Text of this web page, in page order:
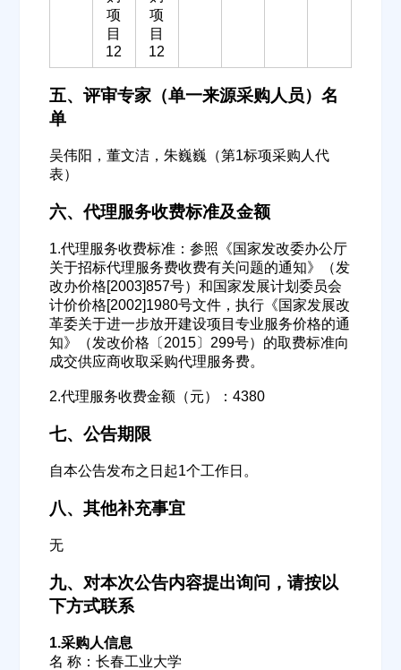
项
目
12
项
目
12
五、评审专家（单一来源采购人员）名
单
吴伟阳，董文洁，朱巍巍（第1标项采购人代
表）
六、代理服务收费标准及金额
1.代理服务收费标准：参照《国家发改委办公厅
关于招标代理服务费收费有关问题的通知》（发
改办价格[2003]857号）和国家发展计划委员会
计价价格[2002]1980号文件，执行《国家发展改
革委关于进一步放开建设项目专业服务价格的通
知》（发改价格〔2015〕299号）的取费标准向
成交供应商收取采购代理服务费。
2.代理服务收费金额（元）：4380
七、公告期限
自本公告发布之日起1个工作日。
八、其他补充事宜
无
九、对本次公告内容提出询问，请按以
下方式联系
1.采购人信息
名 称：长春工业大学
欢迎入驻供应商
公司所在地
请选择省市
经办人
联系方式
填写联系电话后会有服务中心的工作人员给您致电！